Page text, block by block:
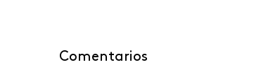
Comentarios